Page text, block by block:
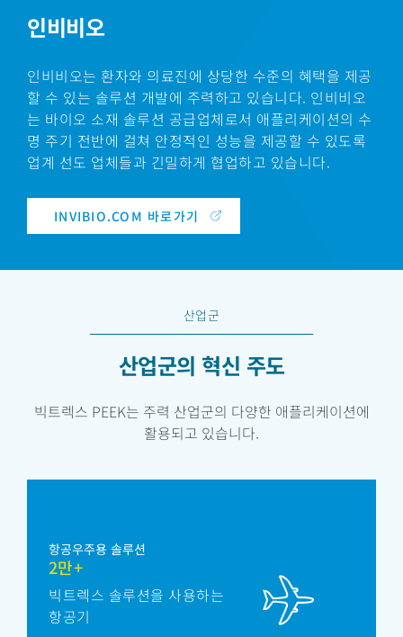
인비비오
인비비오는 환자와 의료진에 상당한 수준의 혜택을 제공
할 수 있는 솔루션 개발에 주력하고 있습니다. 인비비오
는 바이오 소재 솔루션 공급업체로서 애플리케이션의 수
명 주기 전반에 걸쳐 안정적인 성능을 제공할 수 있도록
업계 선도 업체들과 긴밀하게 협업하고 있습니다.
INVIBIO.COM 바로가기
산업군
산업군의 혁신 주도
빅트렉스 PEEK는 주력 산업군의 다양한 애플리케이션에
활용되고 있습니다.
항공우주용 솔루션
2만+
빅트렉스 솔루션을 사용하는
항공기